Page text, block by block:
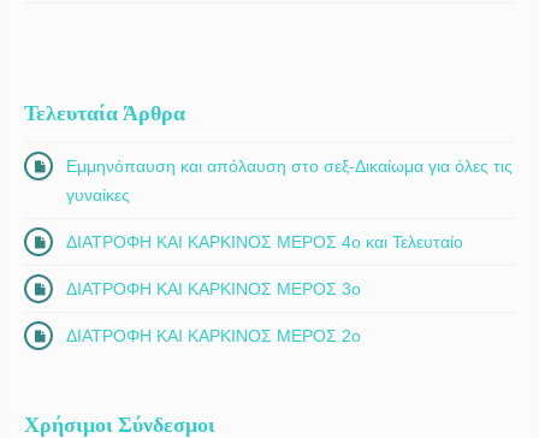
Τελευταία Άρθρα
Εμμηνόπαυση και απόλαυση στο σεξ-Δικαίωμα για όλες τις
γυναίκες
ΔΙΑΤΡΟΦΗ ΚΑΙ ΚΑΡΚΙΝΟΣ ΜΕΡΟΣ 4ο και Τελευταίο
ΔΙΑΤΡΟΦΗ ΚΑΙ ΚΑΡΚΙΝΟΣ ΜΕΡΟΣ 3ο
ΔΙΑΤΡΟΦΗ ΚΑΙ ΚΑΡΚΙΝΟΣ ΜΕΡΟΣ 2ο
Χρήσιμοι Σύνδεσμοι